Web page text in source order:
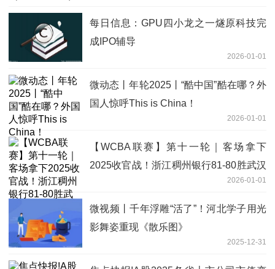
每日信息：GPU四小龙之一燧原科技完
成IPO辅导
2026-01-01
微动态丨年轮2025丨“酷中国”酷在哪？外
国人惊呼This is China！
2026-01-01
【WCBA联赛】第十一轮｜客场拿下
2025收官战！浙江稠州银行81-80胜武汉
2026-01-01
微视频丨千年浮雕“活了”！河北学子用光
影舞姿重现《散乐图》
2025-12-31